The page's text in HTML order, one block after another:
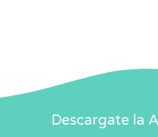
Descargate la